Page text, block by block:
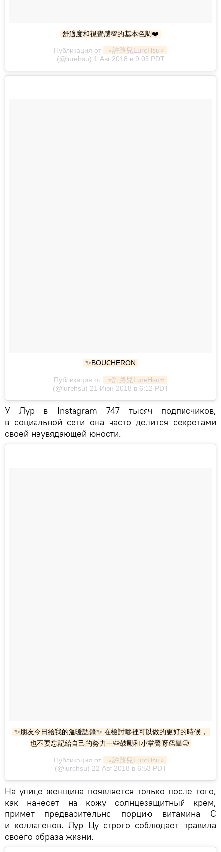
舒適度和視覺感💯的基本色調❤️
Публикация от
⭐️許路兒LureHsu⭐️
(@lurehsu) 1 Авг 2018 в 9:05 PDT
✨BOUCHERON
Публикация от
⭐️許路兒LureHsu⭐️
(@lurehsu) 21 Июн 2018 в 6:12 PDT
У Лур в Instagram 747 тысяч подписчиков,
в социальной сети она часто делится секретами
своей неувядающей юности.
✨朋友今日給我的溫暖語錄✨ 在檢討哪裡可以做的更好的時候，
也不要忘記給自己的努力一些鼓勵和小掌聲呀👏🏼😊
Публикация от
⭐️許路兒LureHsu⭐️
(@lurehsu) 22 Авг 2018 в 6:53 PDT
На улице женщина появляется только после того,
как нанесет на кожу солнцезащитный крем,
примет предварительно порцию витамина C
и коллагенов. Лур Цу строго соблюдает правила
своего образа жизни.